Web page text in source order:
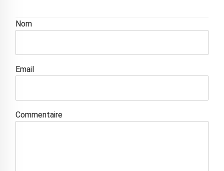
Nom
Email
Commentaire